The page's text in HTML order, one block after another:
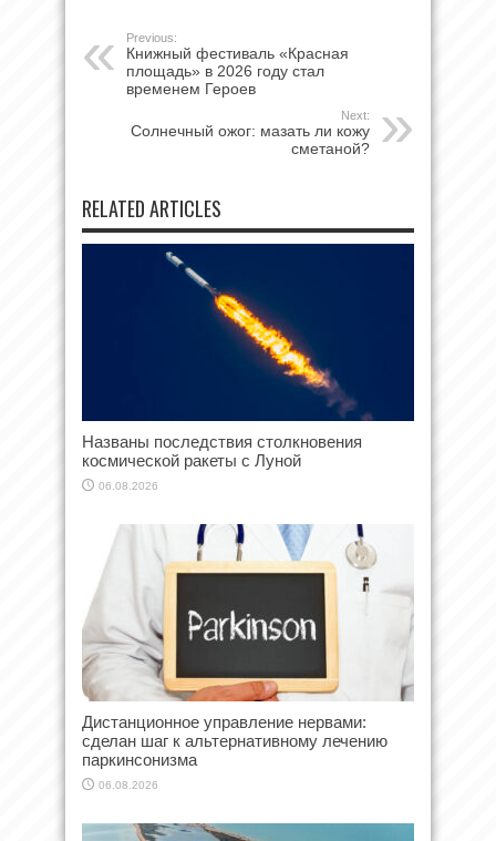
Previous:
Книжный фестиваль «Красная
площадь» в 2026 году стал
временем Героев
Next:
Солнечный ожог: мазать ли кожу
сметаной?
RELATED ARTICLES
Названы последствия столкновения
космической ракеты с Луной
06.08.2026
Дистанционное управление нервами:
сделан шаг к альтернативному лечению
паркинсонизма
06.08.2026